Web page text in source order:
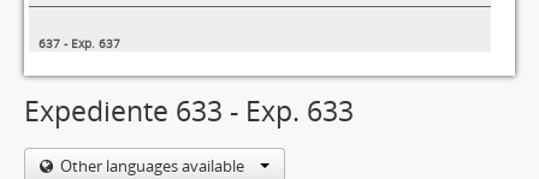
637 - Exp. 637
Expediente 633 - Exp. 633
Other languages available